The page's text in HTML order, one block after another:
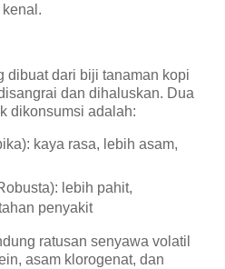
dibuat dari biji tanaman kopi
dan dihaluskan. Dua
dikonsumsi adalah:
kaya rasa, lebih asam,
lebih pahit,
penyakit
ratusan senyawa volatil
asam klorogenat, dan